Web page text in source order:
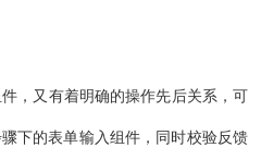
，又有着明确的操作先后关系，可
下的表单输入组件，同时校验反馈